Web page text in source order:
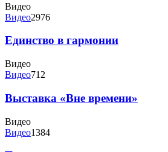
Видео
Видео2976
Единство в гармонии
Видео
Видео712
Выставка «Вне времени»
Видео
Видео1384